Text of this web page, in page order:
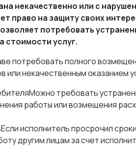
некачественно или с
право на защиту своих
потребовать
стоимости услуг.
потребовать полного
или некачественным оказанием
требовать
работы или возмещения
исполнитель просрочил
другим лицам за счет